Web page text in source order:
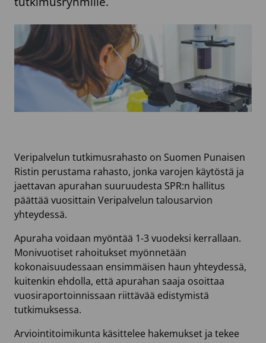
Veripalvelun tutkimusrahasto on Suomen Punaisen
Ristin perustama rahasto, jonka varojen käytöstä ja
jaettavan apurahan suuruudesta SPR:n hallitus
päättää vuosittain Veripalvelun talousarvion
yhteydessä.
Apuraha voidaan myöntää 1-3 vuodeksi kerrallaan.
Monivuotiset rahoitukset myönnetään
kokonaisuudessaan ensimmäisen haun yhteydessä,
kuitenkin ehdolla, että apurahan saaja osoittaa
vuosiraportoinnissaan riittävää edistymistä
tutkimuksessa.
Arviointitoimikunta käsittelee hakemukset ja tekee